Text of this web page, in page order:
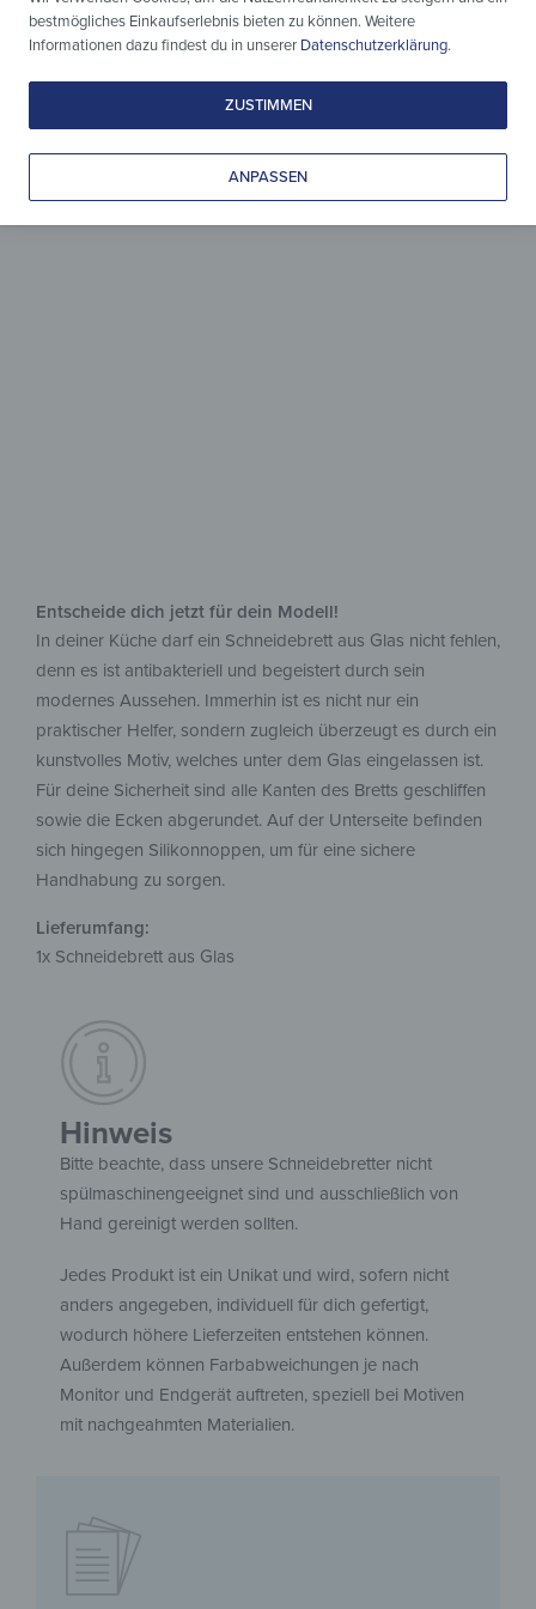
Entscheide dich jetzt für dein Modell!
In deiner Küche darf ein Schneidebrett aus Glas nicht fehlen,
denn es ist antibakteriell und begeistert durch sein
modernes Aussehen. Immerhin ist es nicht nur ein
praktischer Helfer, sondern zugleich überzeugt es durch ein
kunstvolles Motiv, welches unter dem Glas eingelassen ist.
Für deine Sicherheit sind alle Kanten des Bretts geschliffen
sowie die Ecken abgerundet. Auf der Unterseite befinden
sich hingegen Silikonnoppen, um für eine sichere
Handhabung zu sorgen.
Lieferumfang:
1x Schneidebrett aus Glas
Hinweis
Bitte beachte, dass unsere Schneidebretter nicht
spülmaschinengeeignet sind und ausschließlich von
Hand gereinigt werden sollten.
Jedes Produkt ist ein Unikat und wird, sofern nicht
anders angegeben, individuell für dich gefertigt,
wodurch höhere Lieferzeiten entstehen können.
Außerdem können Farbabweichungen je nach
Monitor und Endgerät auftreten, speziell bei Motiven
mit nachgeahmten Materialien.
bestmögliches Einkaufserlebnis bieten zu können. Weitere
Informationen dazu findest du in unserer Datenschutzerklärung.
ZUSTIMMEN
ANPASSEN